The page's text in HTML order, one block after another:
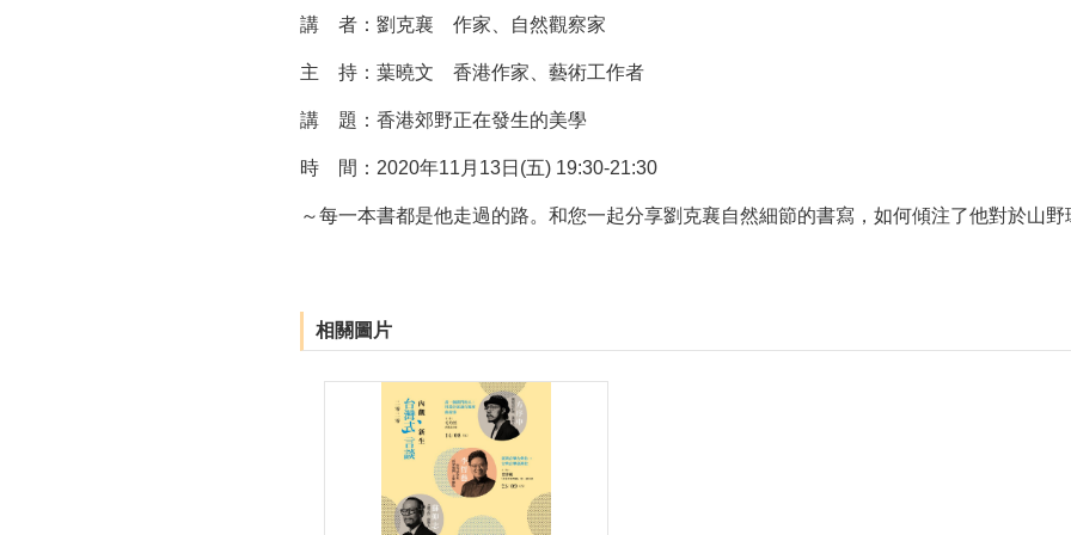
講 者：劉克襄 作家、自然觀察家
主 持：葉曉文 香港作家、藝術工作者
講 題：香港郊野正在發生的美學
時 間：2020年11月13日(五) 19:30-21:30
～每一本書都是他走過的路。和您一起分享劉克襄自然細節的書寫，如何傾注了他對於山野
相關圖片